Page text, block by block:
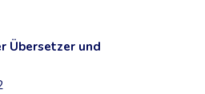
Übersetzer und